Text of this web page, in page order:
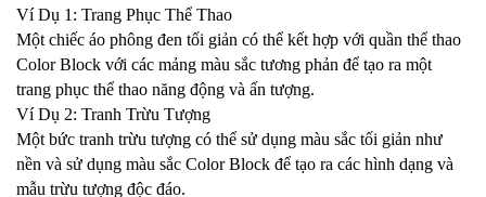
Ví Dụ 1: Trang Phục Thể Thao
Một chiếc áo phông đen tối giản có thể kết hợp với quần thể thao
Color Block với các mảng màu sắc tương phản để tạo ra một
trang phục thể thao năng động và ấn tượng.
Ví Dụ 2: Tranh Trừu Tượng
Một bức tranh trừu tượng có thể sử dụng màu sắc tối giản như
nền và sử dụng màu sắc Color Block để tạo ra các hình dạng và
mẫu trừu tượng độc đáo.